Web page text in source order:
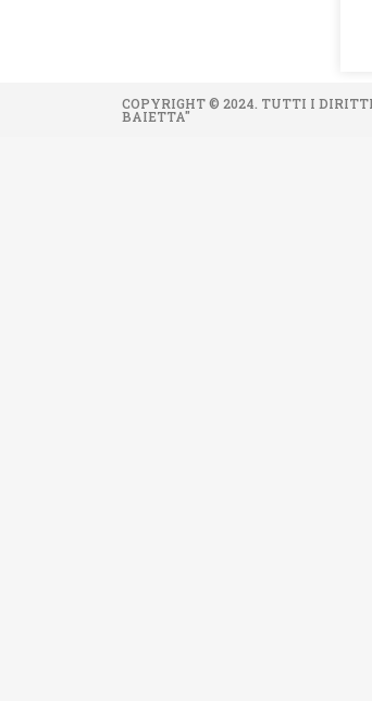
COPYRIGHT © 2024. TUTTI I
BAIETTA"